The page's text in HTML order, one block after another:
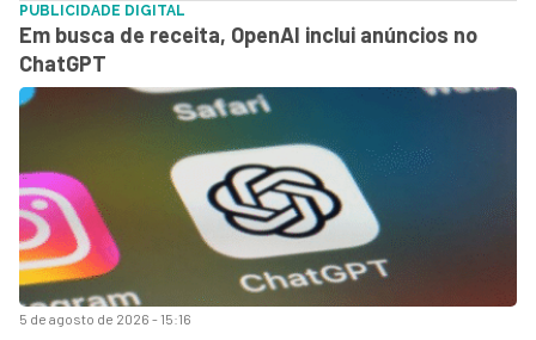
5 de agosto de 2026 - 15:16
PUBLICIDADE DIGITAL
Em busca de receita, OpenAI inclui anúncios no
ChatGPT